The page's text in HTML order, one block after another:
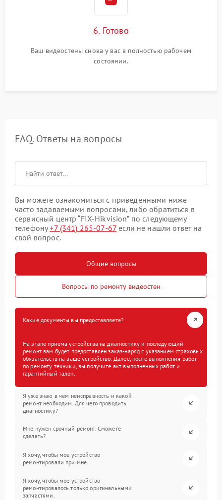
6. Готово
Ваш видеостены снова у вас в полностью рабочем
состоянии.
FAQ. Ответы на вопросы
Вы можете ознакомиться с приведенными ниже
часто задаваемыми вопросами, либо обратиться в
сервисный центр “FIX-Hikvision” по следующему
телефону+7 (341) 265-07-67 если не нашли ответ на
свой вопрос.
Общие вопросы
Вопросы по ремонту видеостен
Какие документы вы предоставляете?
На этапе приема устройства на диагностику и последующий
ремонт вам будет предоставлен заказ-наряд с указанием страховых
обязательств на ваше устройство. Далее, после выполнения работ
по ремонту техники, вы получите акт выполненных работ и
гарантийный талон.
Я уже знаю в чем неисправность и какой
ремонт необходим. Для чего проводить
диагностику?
Мне нужен срочный ремонт. Сможете
сделать?
Я хочу, чтобы мое устройство
ремонтировали при мне.
Я хочу, чтобы мое устройство
ремонтировалось только оригинальными
запчастями.